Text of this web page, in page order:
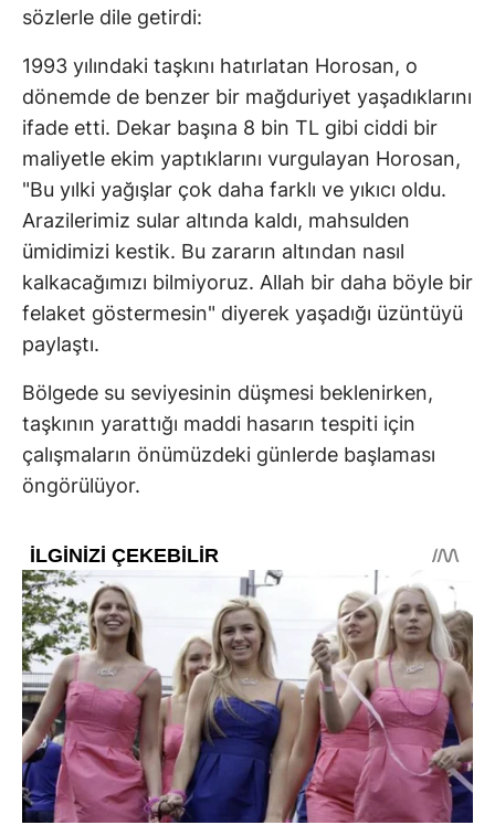
sözlerle dile getirdi:
1993 yılındaki taşkını hatırlatan Horosan, o
dönemde de benzer bir mağduriyet yaşadıklarını
ifade etti. Dekar başına 8 bin TL gibi ciddi bir
maliyetle ekim yaptıklarını vurgulayan Horosan,
"Bu yılki yağışlar çok daha farklı ve yıkıcı oldu.
Arazilerimiz sular altında kaldı, mahsulden
ümidimizi kestik. Bu zararın altından nasıl
kalkacağımızı bilmiyoruz. Allah bir daha böyle bir
felaket göstermesin" diyerek yaşadığı üzüntüyü
paylaştı.
Bölgede su seviyesinin düşmesi beklenirken,
taşkının yarattığı maddi hasarın tespiti için
çalışmaların önümüzdeki günlerde başlaması
öngörülüyor.